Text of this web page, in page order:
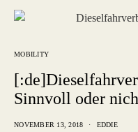
MOBILITY
Sinnvoll oder
NOVEMBER 13, 2018 EDDIE